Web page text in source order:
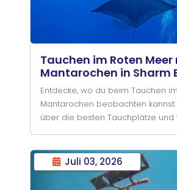
Tauchen im Roten
Mantarochen in Sharm
Entdecke, wo du beim Tauchen
Mantarochen beobachten
über die besten Tauchplätze und
Juli 03, 2026